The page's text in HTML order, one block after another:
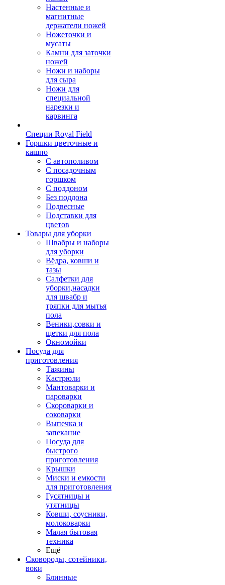
Настенные и
магнитные
держатели ножей
Ножеточки и
мусаты
Камни для заточки
ножей
Ножи и наборы
для сыра
Ножи для
специальной
нарезки и
карвинга
Специи Royal Field
Горшки цветочные и
кашпо
С автополивом
С посадочным
горшком
С поддоном
Без поддона
Подвесные
Подставки для
цветов
Товары для уборки
Швабры и наборы
для уборки
Вёдра, ковши и
тазы
Салфетки для
уборки,насадки
для швабр и
тряпки для мытья
пола
Веники,совки и
щетки для пола
Окномойки
Посуда для
приготовления
Тажины
Кастрюли
Мантоварки и
пароварки
Скороварки и
соковарки
Выпечка и
запекание
Посуда для
быстрого
приготовления
Крышки
Миски и емкости
для приготовления
Гусятницы и
утятницы
Ковши, соусники,
молоковарки
Малая бытовая
техника
Ещё
Сковороды, сотейники,
воки
Блинные